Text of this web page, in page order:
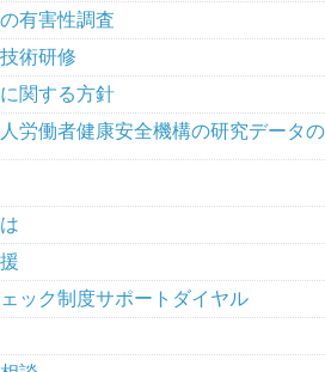
有害性調査
術研修
関する方針
労働者健康安全機構の研究データ
ック制度サポートダイヤル